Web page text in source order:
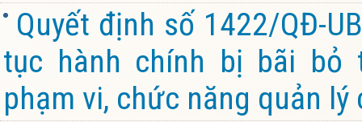
Quyết định số 1422/QĐ-
tục hành chính bị bãi bỏ
phạm vi, chức năng quản